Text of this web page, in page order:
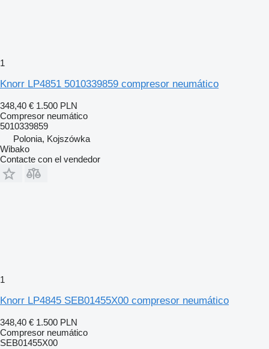
1
Knorr LP4851 5010339859 compresor neumático
348,40 € 1.500 PLN
Compresor neumático
5010339859
Polonia, Kojszówka
Wibako
Contacte con el vendedor
1
Knorr LP4845 SEB01455X00 compresor neumático
348,40 € 1.500 PLN
Compresor neumático
SEB01455X00